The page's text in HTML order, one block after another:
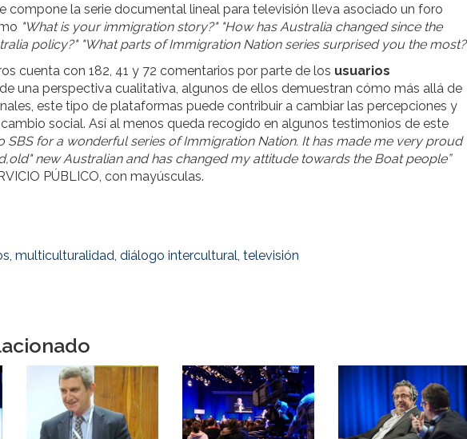
compone la serie documental lineal para televisión lleva asociado un foro
"What is your immigration story?" "How has Australia changed since the
policy?" "What parts of Immigration Nation series surprised you the
cuenta con 182, 41 y 72 comentarios por parte de los usuarios
una perspectiva cualitativa, algunos de ellos demuestran cómo más allá de
este tipo de plataformas puede contribuir a cambiar las percepciones y
social. Así al menos queda recogido en algunos testimonios de este
SBS for a wonderful series of Immigration Nation. It has made me very proud
new Australian and has changed my attitude towards the Boat people”
PÚBLICO, con mayúsculas.
, multiculturalidad, diálogo intercultural, televisión